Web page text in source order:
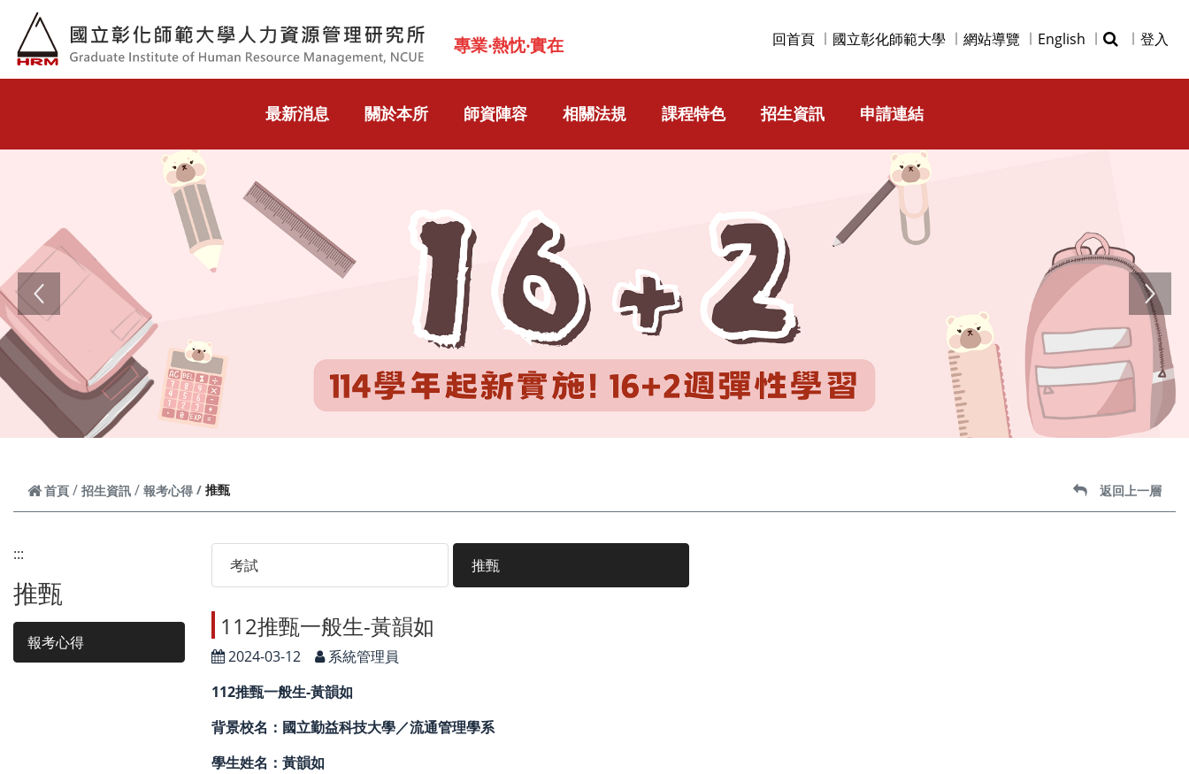
跳到主要內容
專業‧熱忱‧實在 回首頁 國立彰化師範大學 網站導覽 English 登入
最新消息 關於本所 師資陣容 相關法規 課程特色 招生資訊 申請連結
Previous Next
首頁 招生資訊 報考心得 推甄 返回上一層
:::
推甄
報考心得
考試 推甄
112推甄一般生-黃韻如
2024-03-12
系統管理員
112推甄一般生-黃韻如
背景校名：國立勤益科技大學／流通管理學系
學生姓名：黃韻如